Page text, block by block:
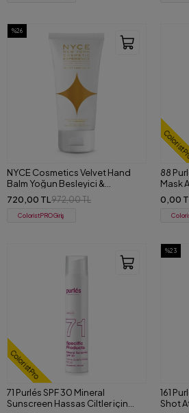
%26
NYCE Cosmetics Velvet Hand
Balm Yoğun Besleyici &
Koruyucu El Balsamı 100 ml
720,00 TL 972,00 TL
ColoristPRO Giriş
88
Mask
0,00
ColoristPro
71 Purlés SPF 30 Mineral
Sunscreen Hassas Ciltler için
%23
161
Shot